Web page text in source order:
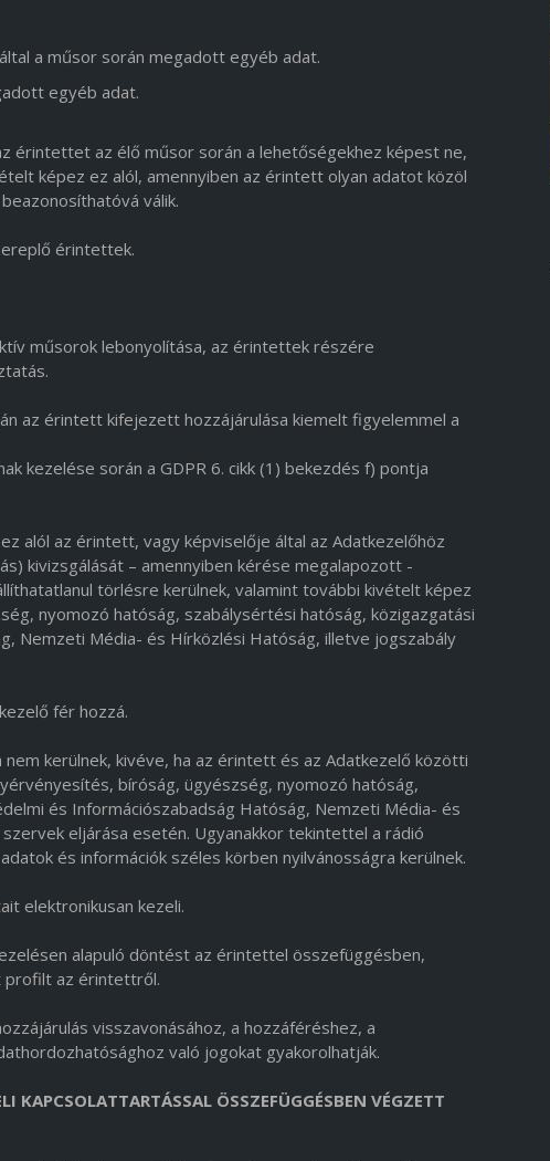
a műsor során megadott egyéb adat.
egyéb adat.
érintettet az élő műsor során a lehetőségekhez képest ne,
képez ez alól, amennyiben az érintett olyan adatot közöl
válik.
érintettek.
műsorok lebonyolítása, az érintettek részére
az érintett kifejezett hozzájárulása kiemelt figyelemmel a
kezelése során a GDPR 6. cikk (1) bekezdés f) pontja
alól az érintett, vagy képviselője által az Adatkezelőhöz
kivizsgálását – amennyiben kérése megalapozott -
törlésre kerülnek, valamint további kivételt képez
nyomozó hatóság, szabálysértési hatóság, közigazgatási
Nemzeti Média- és Hírközlési Hatóság, illetve jogszabály
fér hozzá.
kerülnek, kivéve, ha az érintett és az Adatkezelő közötti
bíróság, ügyészség, nyomozó hatóság,
és Információszabadság Hatóság, Nemzeti Média- és
eljárása esetén. Ugyanakkor tekintettel a rádió
és információk széles körben nyilvánosságra kerülnek.
elektronikusan kezeli.
alapuló döntést az érintettel összefüggésben,
profilt az érintettről.
visszavonásához, a hozzáféréshez, a
való jogokat gyakorolhatják.
KAPCSOLATTARTÁSSAL ÖSSZEFÜGGÉSBEN VÉGZETT